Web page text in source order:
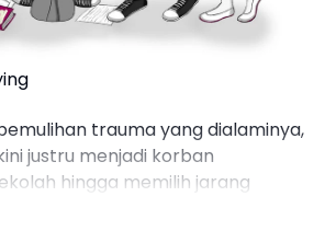
trauma yang dialaminya,
justru menjadi korban
hingga memilih jarang